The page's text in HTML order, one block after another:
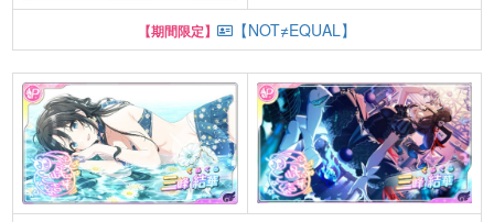
【期間限定】 【NOT≠EQUAL】